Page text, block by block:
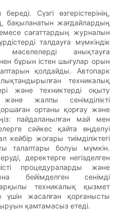
Сүзгі өзгерістерінің,
бақыланатын жағдайлардың
сағаттардың журналын
талдауға мүмкіндік
мәселелерді анықтауға
бұрын істен шығулар орын
қолдайды. Автопарк
техникалық
және техниктерді оқыту
және жалпы сенімділікті
ортаны қорғау және
пайдаланылған май мен
сәйкес қайта өңделуі
жоғары тиімділіктегі
талаптары болуы мүмкін.
деректерге негізделген
процедураларды және
бейімделген сенімді
техникалық қызмет
үшін жасалған қорғанысты
қамтамасыз етеді.